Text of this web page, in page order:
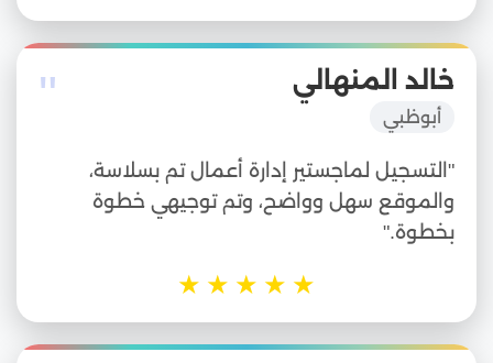
" خالد المنهالي
أبوظبي
"التسجيل لماجستير إدارة أعمال تم بسلاسة،
والموقع سهل وواضح، وتم توجيهي خطوة
بخطوة."
★
★
★
★
★